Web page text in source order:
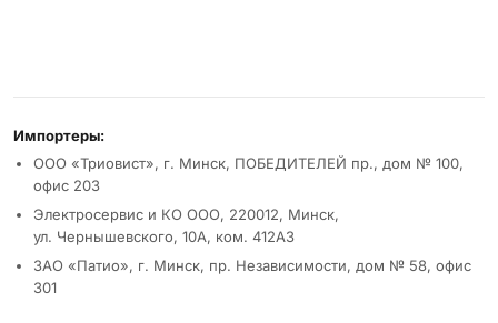
Реквизиты и условия
Импортеры:
ООО «Триовист», г. Минск, ПОБЕДИТЕЛЕЙ пр., дом № 100,
офис 203
Электросервис и КО ООО, 220012, Минск,
ул. Чернышевского, 10А, ком. 412А3
ЗАО «Патио», г. Минск, пр. Независимости, дом № 58, офис
301